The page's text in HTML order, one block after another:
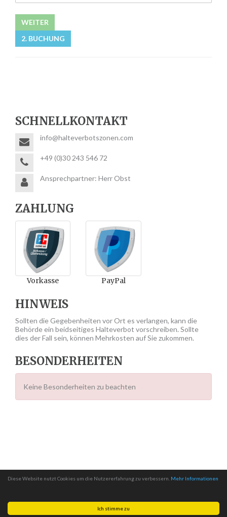
Ich stimme zu
Diese Website nutzt Cookies um die Nutzererfahrung zu verbessern. Mehr Informationen
WEITER
2. BUCHUNG
SCHNELLKONTAKT
info@halteverbotszonen.com
+49 (0)30 243 546 72
Ansprechpartner: Herr Obst
ZAHLUNG
Vorkasse PayPal
HINWEIS
Sollten die Gegebenheiten vor Ort es verlangen, kann die
Behörde ein beidseitiges Halteverbot vorschreiben. Sollte
dies der Fall sein, können Mehrkosten auf Sie zukommen.
BESONDERHEITEN
Keine Besonderheiten zu beachten